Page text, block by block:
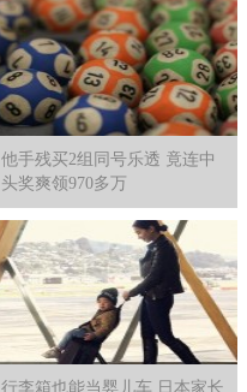
他手残买2组同号乐透 竟连中
头奖爽领970多万
行李箱也能当婴儿车 日本家长